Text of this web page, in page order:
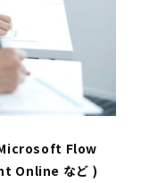
Flow
Online など )